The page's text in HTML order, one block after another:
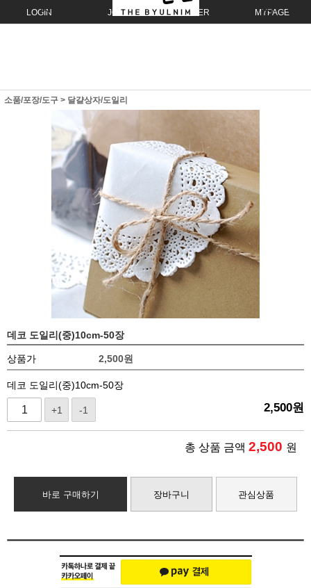
LOGIN JOIN ORDER MYPAGE
소품/포장/도구 > 달걀상자/도일리
데코 도일리(중)10cm-50장
상품가 2,500원
데코 도일리(중)10cm-50장
+1 -1 2,500원
총 상품 금액 2,500 원
바로 구매하기 장바구니 관심상품